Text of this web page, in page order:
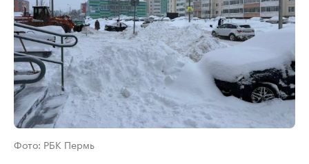
Фото: РБК Пермь